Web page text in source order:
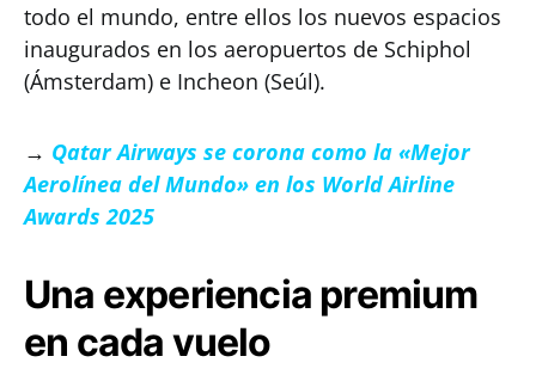
todo el mundo, entre ellos los nuevos espacios
inaugurados en los aeropuertos de Schiphol
(Ámsterdam) e Incheon (Seúl).
→ Qatar Airways se corona como la «Mejor
Aerolínea del Mundo» en los World Airline
Awards 2025
Una experiencia premium
en cada vuelo